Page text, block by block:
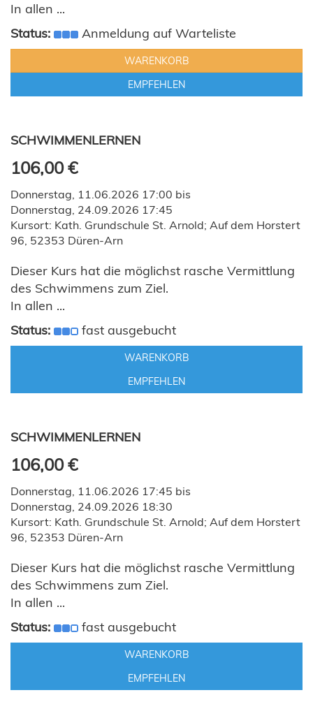
In allen ...
Status:
Anmeldung auf Warteliste
WARENKORB
EMPFEHLEN
SCHWIMMENLERNEN
106,00 €
Donnerstag, 11.06.2026 17:00 bis
Donnerstag, 24.09.2026 17:45
Kursort: Kath. Grundschule St. Arnold; Auf dem Horstert
96, 52353 Düren-Arn
Dieser Kurs hat die möglichst rasche Vermittlung
des Schwimmens zum Ziel.
In allen ...
Status:
fast ausgebucht
WARENKORB
EMPFEHLEN
SCHWIMMENLERNEN
106,00 €
Donnerstag, 11.06.2026 17:45 bis
Donnerstag, 24.09.2026 18:30
Kursort: Kath. Grundschule St. Arnold; Auf dem Horstert
96, 52353 Düren-Arn
Dieser Kurs hat die möglichst rasche Vermittlung
des Schwimmens zum Ziel.
In allen ...
Status:
fast ausgebucht
WARENKORB
EMPFEHLEN